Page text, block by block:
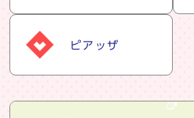
ピアッザ
snsバナー